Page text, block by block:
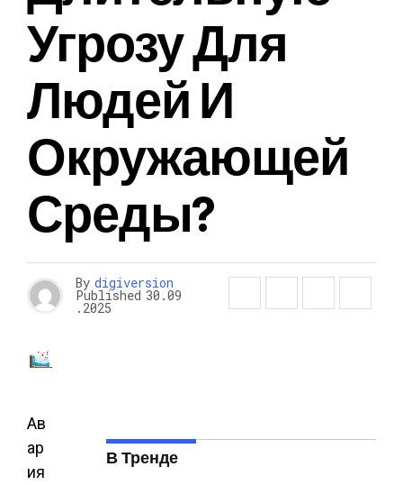
Угрозу Для
Людей И
Окружающей
Среды?
By digiversion
Published 30.09
.2025
Ав
ар
ия
В Тренде